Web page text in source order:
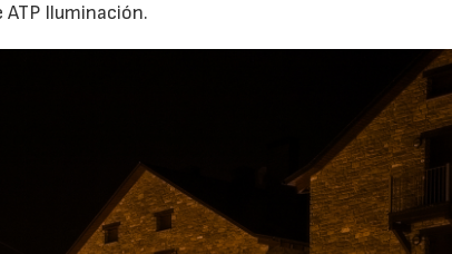
Iluminación.